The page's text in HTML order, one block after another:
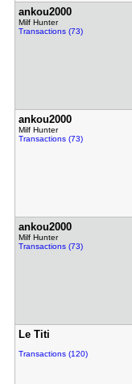
ankou2000
Milf Hunter
Transactions (73)
ankou2000
Milf Hunter
Transactions (73)
ankou2000
Milf Hunter
Transactions (73)
Le Titi
Transactions (120)